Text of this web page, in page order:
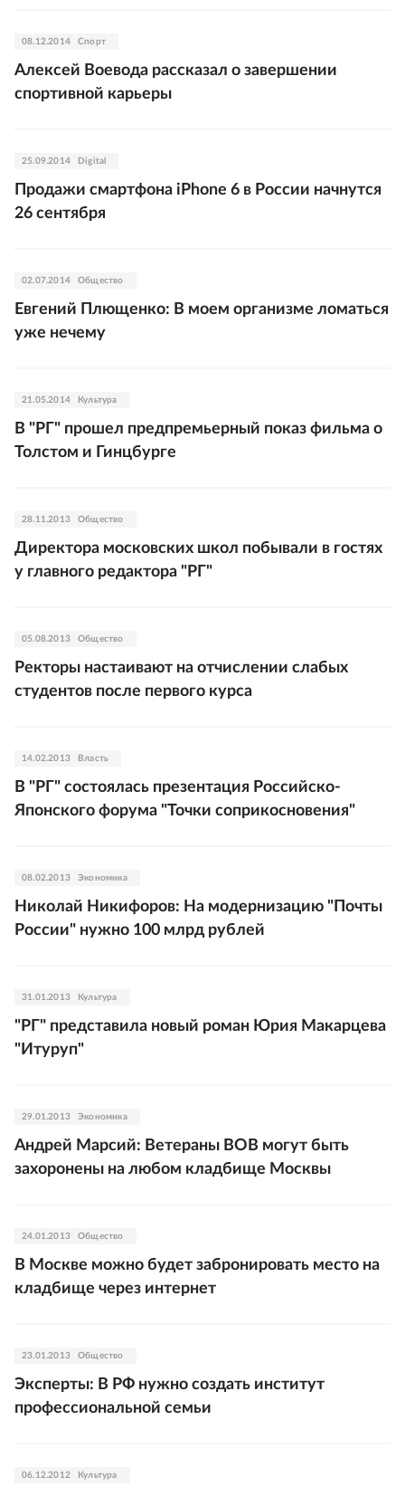
08.12.2014 Спорт
Алексей Воевода рассказал о завершении
спортивной карьеры
25.09.2014 Digital
Продажи смартфона iPhone 6 в России начнутся
26 сентября
02.07.2014 Общество
Евгений Плющенко: В моем организме ломаться
уже нечему
21.05.2014 Культура
В "РГ" прошел предпремьерный показ фильма о
Толстом и Гинцбурге
28.11.2013 Общество
Директора московских школ побывали в гостях
у главного редактора "РГ"
05.08.2013 Общество
Ректоры настаивают на отчислении слабых
студентов после первого курса
14.02.2013 Власть
В "РГ" состоялась презентация Российско-
Японского форума "Точки соприкосновения"
08.02.2013 Экономика
Николай Никифоров: На модернизацию "Почты
России" нужно 100 млрд рублей
31.01.2013 Культура
"РГ" представила новый роман Юрия Макарцева
"Итуруп"
29.01.2013 Экономика
Андрей Марсий: Ветераны ВОВ могут быть
захоронены на любом кладбище Москвы
24.01.2013 Общество
В Москве можно будет забронировать место на
кладбище через интернет
23.01.2013 Общество
Эксперты: В РФ нужно создать институт
профессиональной семьи
06.12.2012 Культура